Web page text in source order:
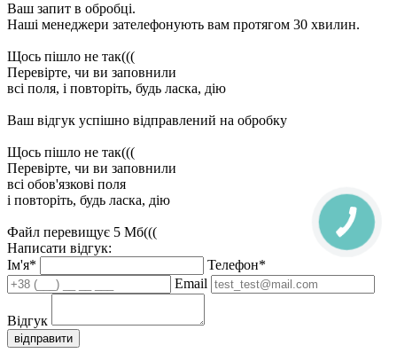
Ваш запит в обробці.
Наші менеджери зателефонують вам протягом 30 хвилин.
Щось пішло не так(((
Перевірте, чи ви заповнили
всі поля, і повторіть, будь ласка, дію
Ваш відгук успішно відправлений на обробку
Щось пішло не так(((
Перевірте, чи ви заповнили
всі обов'язкові поля
і повторіть, будь ласка, дію
Файл перевищує 5 Мб(((
Написати відгук:
Ім'я*
Телефон*
Email
Відгук
відправити